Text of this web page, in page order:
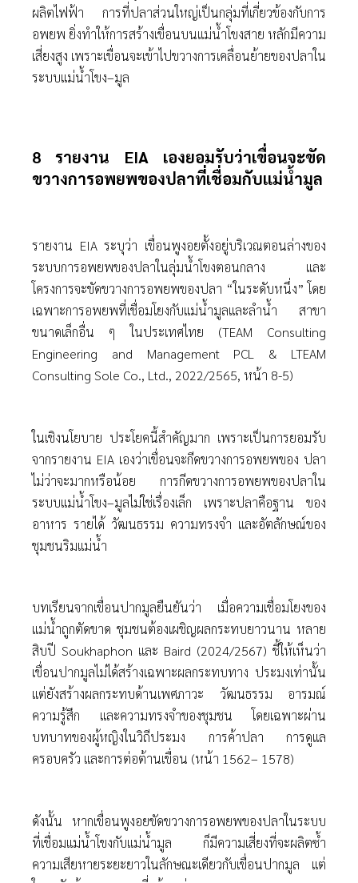
ผลิตไฟฟ้า การที่ปลาส่วนใหญ่เป็นกลุ่มที่เกี่ยวข้องกับการ
อพยพ ยิ่งทําให้การสร้างเขื่อนบนแม่นํ้าโขงสาย หลักมีความ
เสี่ยงสูง เพราะเขื่อนจะเข้าไปขวางการเคลื่อนย้ายของปลาใน
ระบบแม่นํ้าโขง–มูล
8 รายงาน EIA เองยอมรับว่าเขื่อนจะขัด
ขวางการอพยพของปลาที่เชื่อมกับแม่นํ้ามูล
รายงาน EIA ระบุว่า เขื่อนพูงอยตั้งอยู่บริเวณตอนล่างของ
ระบบการอพยพของปลาในลุ่มนํ้าโขงตอนกลาง และ
โครงการจะขัดขวางการอพยพของปลา “ในระดับหนึ่ง” โดย
เฉพาะการอพยพที่เชื่อมโยงกับแม่นํ้ามูลและลํานํ้า สาขา
ขนาดเล็กอื่น ๆ ในประเทศไทย (TEAM Consulting
Engineering and Management PCL & LTEAM
Consulting Sole Co., Ltd., 2022/2565, หน้า 8-5)
ในเชิงนโยบาย ประโยคนี้สําคัญมาก เพราะเป็นการยอมรับ
จากรายงาน EIA เองว่าเขื่อนจะกีดขวางการอพยพของ ปลา
ไม่ว่าจะมากหรือน้อย การกีดขวางการอพยพของปลาใน
ระบบแม่นํ้าโขง–มูลไม่ใช่เรื่องเล็ก เพราะปลาคือฐาน ของ
อาหาร รายได้ วัฒนธรรม ความทรงจํา และอัตลักษณ์ของ
ชุมชนริมแม่นํ้า
บทเรียนจากเขื่อนปากมูลยืนยันว่า เมื่อความเชื่อมโยงของ
แม่นํ้าถูกตัดขาด ชุมชนต้องเผชิญผลกระทบยาวนาน หลาย
สิบปี Soukhaphon และ Baird (2024/2567) ชี้ให้เห็นว่า
เขื่อนปากมูลไม่ได้สร้างเฉพาะผลกระทบทาง ประมงเท่านั้น
แต่ยังสร้างผลกระทบด้านเพศภาวะ วัฒนธรรม อารมณ์
ความรู้สึก และความทรงจําของชุมชน โดยเฉพาะผ่าน
บทบาทของผู้หญิงในวิถีประมง การค้าปลา การดูแล
ครอบครัว และการต่อต้านเขื่อน (หน้า 1562– 1578)
ดังนั้น หากเขื่อนพูงอยขัดขวางการอพยพของปลาในระบบ
ที่เชื่อมแม่นํ้าโขงกับแม่นํ้ามูล ก็มีความเสี่ยงที่จะผลิตซํ้า
ความเสียหายระยะยาวในลักษณะเดียวกับเขื่อนปากมูล แต่